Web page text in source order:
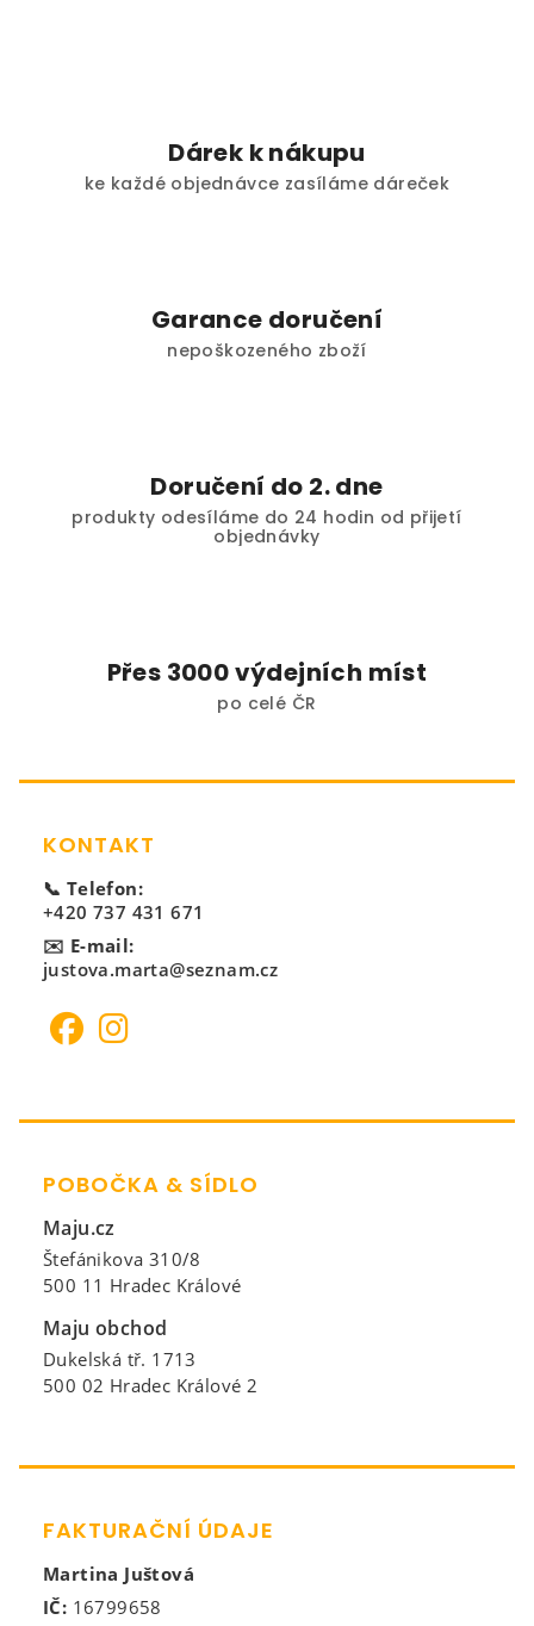
Dárek k nákupu
ke každé objednávce zasíláme dáreček
Garance doručení
nepoškozeného zboží
Doručení do 2. dne
produkty odesíláme do 24 hodin od přijetí
objednávky
Přes 3000 výdejních míst
po celé ČR
Zápatí
KONTAKT
📞 Telefon:
+420 737 431 671
✉️ E-mail:
justova.marta@seznam.cz
POBOČKA & SÍDLO
Maju.cz
Štefánikova 310/8
500 11 Hradec Králové
Maju obchod
Dukelská tř. 1713
500 02 Hradec Králové 2
FAKTURAČNÍ ÚDAJE
Martina Juštová
IČ: 16799658